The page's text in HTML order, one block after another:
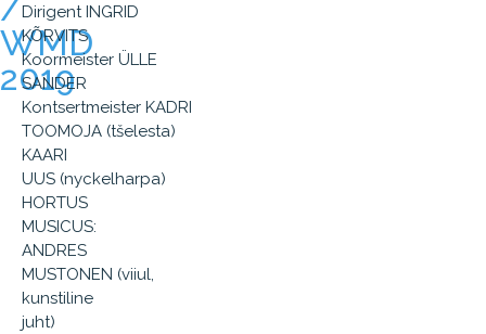
/
WMD
2019
Dirigent INGRID
KÕRVITS
Koormeister ÜLLE
SANDER
Kontsertmeister KADRI
TOOMOJA (tšelesta)
KAARI
UUS (nyckelharpa)
HORTUS
MUSICUS:
ANDRES
MUSTONEN (viiul,
kunstiline
juht)